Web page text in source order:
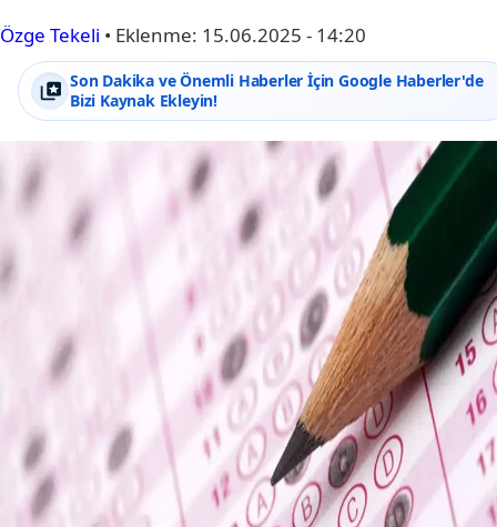
Özge Tekeli • Eklenme: 15.06.2025 - 14:20
Son Dakika ve Önemli Haberler İçin Google Haberler'de
Bizi Kaynak Ekleyin!